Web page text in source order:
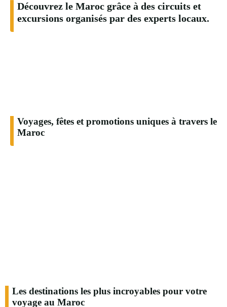
Découvrez le Maroc grâce à des circuits et
excursions organisés par des experts locaux.
Voyages, fêtes et promotions uniques à travers le
Maroc
Les destinations les plus incroyables pour votre
voyage au Maroc